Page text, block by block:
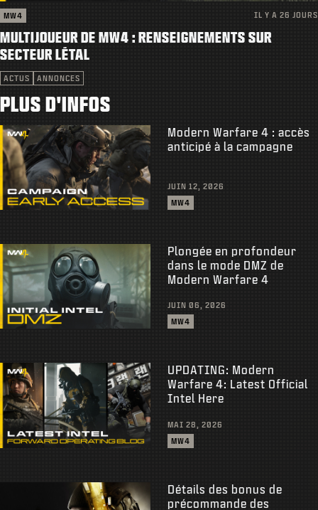
MW4 IL Y A 26 JOURS
MULTIJOUEUR DE MW4 : RENSEIGNEMENTS SUR
SECTEUR LÉTAL
ACTUS ANNONCES
PLUS D'INFOS
Modern Warfare 4 : accès
anticipé à la campagne
JUIN 12, 2026
MW4
Plongée en profondeur
dans le mode DMZ de
Modern Warfare 4
JUIN 06, 2026
MW4
UPDATING: Modern
Warfare 4: Latest Official
Intel Here
MAI 28, 2026
MW4
Détails des bonus de
précommande des